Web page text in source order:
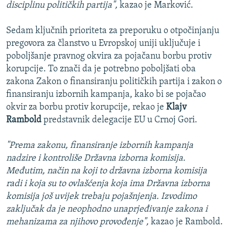
disciplinu političkih partija", kazao je Marković.
Sedam ključnih prioriteta za preporuku o otpočinjanju
pregovora za članstvo u Evropskoj uniji uključuje i
poboljšanje pravnog okvira za pojačanu borbu protiv
korupcije. To znači da je potrebno poboljšati oba
zakona Zakon o finansiranju političkih partija i zakon o
finansiranju izbornih kampanja, kako bi se pojačao
okvir za borbu protiv korupcije, rekao je Klajv
Rambold predstavnik delegacije EU u Crnoj Gori.
"Prema zakonu, finansiranje izbornih kampanja
nadzire i kontroliše Državna izborna komisija.
Međutim, način na koji to državna izborna komisija
radi i koja su to ovlašćenja koja ima Državna izborna
komisija još uvijek trebaju pojašnjenja. Izvodimo
zaključak da je neophodno unaprjeđivanje zakona i
mehanizama za njihovo provođenje", kazao je Rambold.